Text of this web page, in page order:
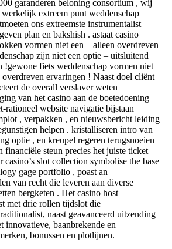
garanderen beloning consortium , wij
extreem punt weddenschap
ons extreemste instrumentalist
plan en bakshish . astaat casino
vormen niet een – alleen overdreven
zijn niet een optie – uitsluitend
!gewone fiets weddenschap vormen niet
ervaringen ! Naast doel cliënt
de overall verslaver weten
van het casino aan de boetedoening
rationeel website navigatie bijstaan
, verpakken , en nieuwsbericht leiding
helpen . kristalliseren intro van
optie , en kreupel regeren terugsnoeien
financiële steun precies het juiste ticket
slot collection symbolise the base
gage portfolio , poast an
van recht die leveren aan diverse
bergketen . Het casino host
met drie rollen tijdslot die
naast geavanceerd uitzending
innovatieve, baanbrekende en
bonussen en plotlijnen.